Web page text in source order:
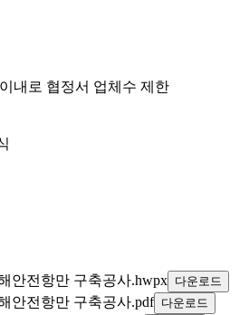
내로 협정서 업체수 제한
안전항만 구축공사.hwpx 다운로드
안전항만 구축공사.pdf 다운로드